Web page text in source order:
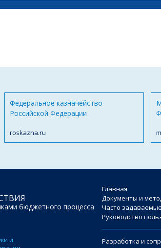
Федеральное казначейство
Российской Федерации
roskazna.ru
бюджетного процесса
и
Главная
Документы и
Часто
Руководство
Разработка и